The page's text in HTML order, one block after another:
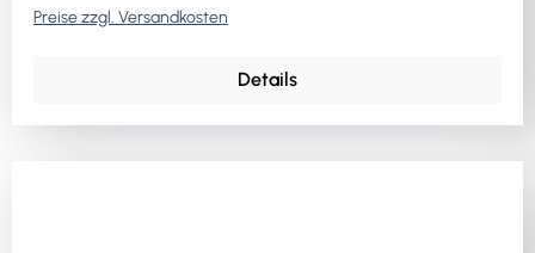
Preise zzgl. Versandkosten
Details